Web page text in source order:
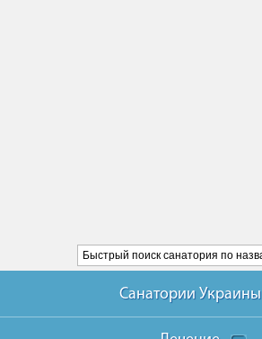
Санатории Украины